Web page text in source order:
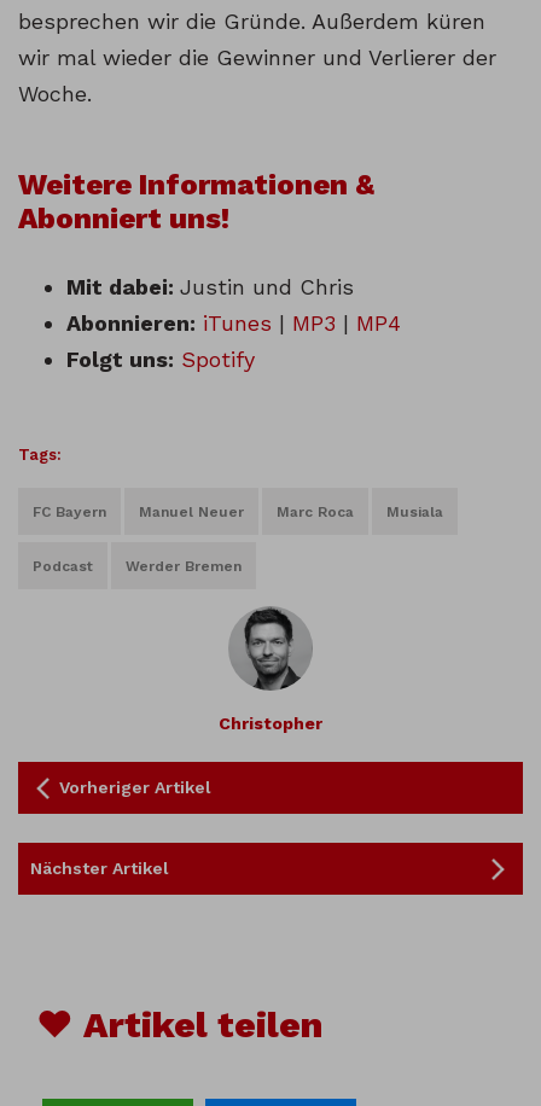
besprechen wir die Gründe. Außerdem küren
wir mal wieder die Gewinner und Verlierer der
Woche.
Weitere Informationen &
Abonniert uns!
Mit dabei: Justin und Chris
Abonnieren: iTunes | MP3 | MP4
Folgt uns: Spotify
Tags:
FC Bayern Manuel Neuer Marc Roca Musiala
Podcast Werder Bremen
Christopher
Vorheriger Artikel
Nächster Artikel
♥ Artikel teilen